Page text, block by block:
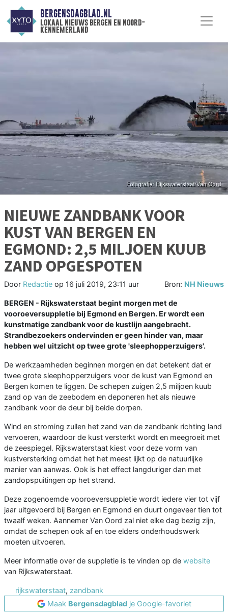
BERGENSDAGBLAD.NL
lokaal nieuws bergen en noord-
kennemerland
NIEUWE ZANDBANK VOOR
KUST VAN BERGEN EN
EGMOND: 2,5 MILJOEN KUUB
ZAND OPGESPOTEN
Door Redactie op 16 juli 2019, 23:11 uur Bron: NH Nieuws
BERGEN - Rijkswaterstaat begint morgen met de
vooroeversuppletie bij Egmond en Bergen. Er wordt een
kunstmatige zandbank voor de kustlijn aangebracht.
Strandbezoekers ondervinden er geen hinder van, maar
hebben wel uitzicht op twee grote 'sleephopperzuigers'.
De werkzaamheden beginnen morgen en dat betekent dat er
twee grote sleephopperzuigers voor de kust van Egmond en
Bergen komen te liggen. De schepen zuigen 2,5 miljoen kuub
zand op van de zeebodem en deponeren het als nieuwe
zandbank voor de deur bij beide dorpen.
Wind en stroming zullen het zand van de zandbank richting land
vervoeren, waardoor de kust versterkt wordt en meegroeit met
de zeespiegel. Rijkswaterstaat kiest voor deze vorm van
kustversterking omdat het het meest lijkt op de natuurlijke
manier van aanwas. Ook is het effect langduriger dan met
zandopspuitingen op het strand.
Deze zogenoemde vooroeversuppletie wordt iedere vier tot vijf
jaar uitgevoerd bij Bergen en Egmond en duurt ongeveer tien tot
twaalf weken. Aannemer Van Oord zal niet elke dag bezig zijn,
omdat de schepen ook af en toe elders onderhoudswerk
moeten uitvoeren.
Meer informatie over de suppletie is te vinden op de website
van Rijkswaterstaat.
rijkswaterstaat, zandbank
Maak Bergensdagbladje Google-favoriet